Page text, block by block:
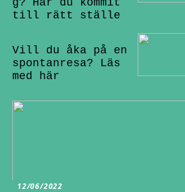
g? Har du kommit
till rätt ställe
Vill du åka på en
spontanresa? Läs
med här
12/06/2022